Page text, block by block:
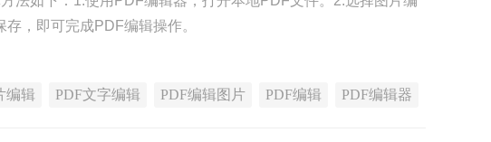
，即可完成PDF编辑操作。
编辑 PDF文字编辑 PDF编辑图片 PDF编辑 PDF编辑器